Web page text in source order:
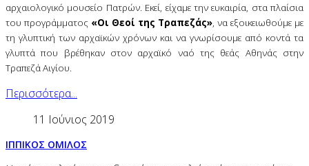
αρχαιολογικό μουσείο Πατρών. Εκεί, είχαμε την ευκαιρία, στα πλαίσια
του προγράμματος «Οι Θεοί της Τραπεζάς», να εξοικειωθούμε με
τη γλυπτική των αρχαϊκών χρόνων και να γνωρίσουμε από κοντά τα
γλυπτά που βρέθηκαν στον αρχαϊκό ναό της θεάς Αθηνάς στην
Τραπεζά Αιγίου.
Περισσότερα...
11 Ιούνιος 2019
ΙΠΠΙΚΟΣ ΟΜΙΛΟΣ